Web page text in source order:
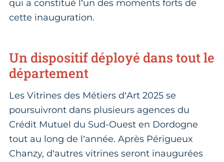
qui a constitué l’un des moments forts de
cette inauguration.
Un dispositif déployé dans tout le
département
Les Vitrines des Métiers d’Art 2025 se
poursuivront dans plusieurs agences du
Crédit Mutuel du Sud-Ouest en Dordogne
tout au long de l’année. Après Périgueux
Chanzy, d’autres vitrines seront inaugurées